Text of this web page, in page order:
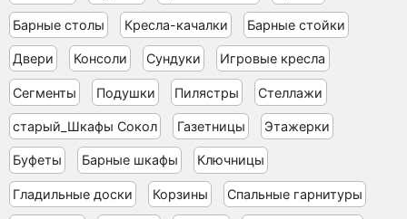
Барные столы Кресла-качалки Барные стойки
Двери Консоли Сундуки Игровые кресла
Сегменты Подушки Пилястры Стеллажи
старый_Шкафы Сокол Газетницы Этажерки
Буфеты Барные шкафы Ключницы
Гладильные доски Корзины Спальные гарнитуры